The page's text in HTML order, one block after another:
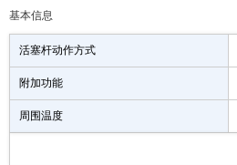
基本信息
活塞杆动作方式
附加功能
周围温度